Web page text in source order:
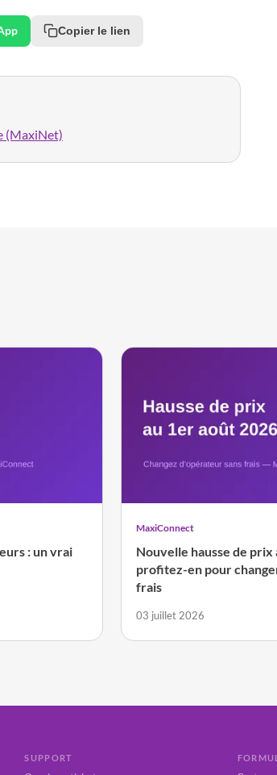
Copier le lien
(MaxiNet)
: un vrai
MaxiConnect
Nouvelle hausse de prix
profitez-en pour
frais
03 juillet 2026
SUPPORT